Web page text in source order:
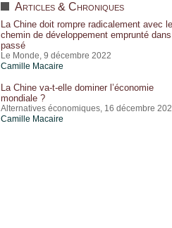
Articles & Chroniques
La Chine doit rompre radicalement avec le
chemin de développement emprunté
passé
Le Monde, 9 décembre 2022
Camille Macaire
La Chine va-t-elle dominer l’économie
mondiale ?
Alternatives économiques, 16 décembre
Camille Macaire